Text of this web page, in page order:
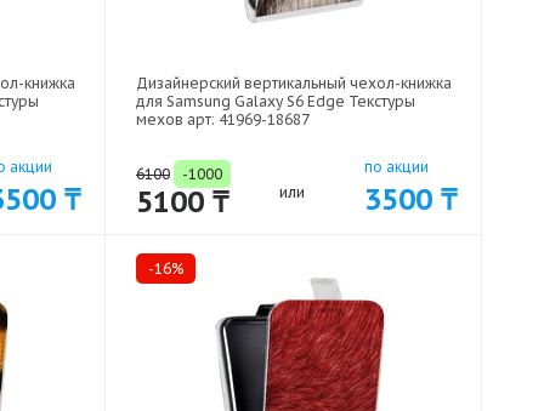
книжка
акции
₸
Дизайнерский вертикальный чехол-книжка
для Samsung Galaxy S6 Edge Текстуры
мехов арт: 41969-18687
6100 -1000
5100 ₸ или
по акции
3500 ₸
-16%